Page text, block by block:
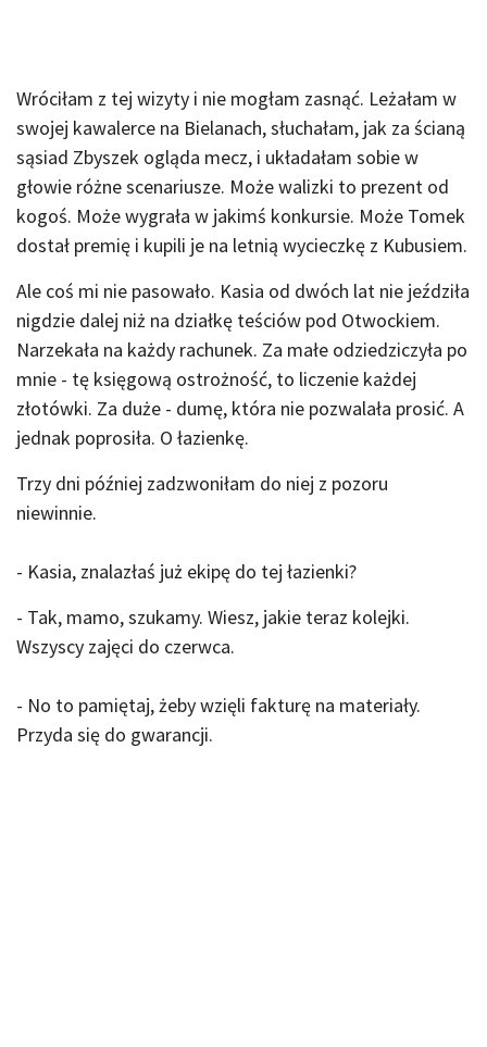
Wróciłam z tej wizyty i nie mogłam zasnąć. Leżałam w
swojej kawalerce na Bielanach, słuchałam, jak za ścianą
sąsiad Zbyszek ogląda mecz, i układałam sobie w
głowie różne scenariusze. Może walizki to prezent od
kogoś. Może wygrała w jakimś konkursie. Może Tomek
dostał premię i kupili je na letnią wycieczkę z Kubusiem.
Ale coś mi nie pasowało. Kasia od dwóch lat nie jeździła
nigdzie dalej niż na działkę teściów pod Otwockiem.
Narzekała na każdy rachunek. Za małe odziedziczyła po
mnie - tę księgową ostrożność, to liczenie każdej
złotówki. Za duże - dumę, która nie pozwalała prosić. A
jednak poprosiła. O łazienkę.
Trzy dni później zadzwoniłam do niej z pozoru
niewinnie.
- Kasia, znalazłaś już ekipę do tej łazienki?
- Tak, mamo, szukamy. Wiesz, jakie teraz kolejki.
Wszyscy zajęci do czerwca.
- No to pamiętaj, żeby wzięli fakturę na materiały.
Przyda się do gwarancji.